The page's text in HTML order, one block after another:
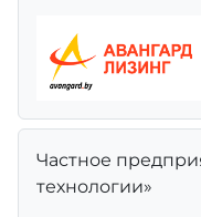
Частное
технологии»